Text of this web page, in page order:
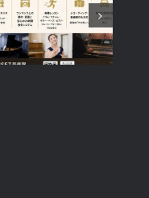
お知らせ】
2026年8月1